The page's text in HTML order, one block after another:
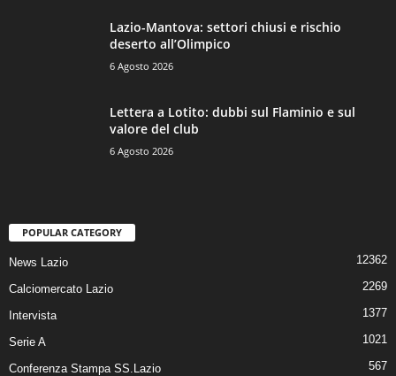
Lazio-Mantova: settori chiusi e rischio
deserto all’Olimpico
6 Agosto 2026
Lettera a Lotito: dubbi sul Flaminio e sul
valore del club
6 Agosto 2026
POPULAR CATEGORY
News Lazio 12362
Calciomercato Lazio 2269
Intervista 1377
Serie A 1021
Conferenza Stampa SS.Lazio 567